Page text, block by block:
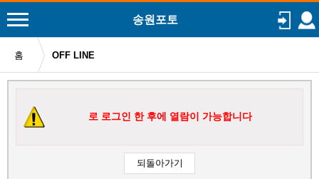
송원포토
홈 OFF LINE
로 로그인 한 후에 열람이 가능합니다